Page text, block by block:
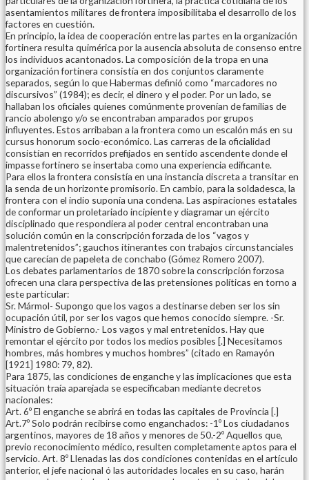
asentamientos militares de frontera imposibilitaba el desarrollo de los
factores en cuestión.
En principio, la idea de cooperación entre las partes en la organización
fortinera resulta quimérica por la ausencia absoluta de consenso entre
los individuos acantonados. La composición de la tropa en una
organización fortinera consistía en dos conjuntos claramente
separados, según lo que Habermas definió como “marcadores no
discursivos” (1984); es decir, el dinero y el poder. Por un lado, se
hallaban los oficiales quienes comúnmente provenían de familias de
rancio abolengo y/o se encontraban amparados por grupos
influyentes. Estos arribaban a la frontera como un escalón más en su
cursus honorum socio-económico. Las carreras de la oficialidad
consistían en recorridos prefijados en sentido ascendente donde el
impasse fortinero se insertaba como una experiencia edificante.
Para ellos la frontera consistía en una instancia discreta a transitar en
la senda de un horizonte promisorio. En cambio, para la soldadesca, la
frontera con el indio suponía una condena. Las aspiraciones estatales
de conformar un proletariado incipiente y diagramar un ejército
disciplinado que respondiera al poder central encontraban una
solución común en la conscripción forzada de los “vagos y
malentretenidos”; gauchos itinerantes con trabajos circunstanciales
que carecían de papeleta de conchabo (Gómez Romero 2007).
Los debates parlamentarios de 1870 sobre la conscripción forzosa
ofrecen una clara perspectiva de las pretensiones políticas en torno a
este particular:
Sr. Mármol- Supongo que los vagos a destinarse deben ser los sin
ocupación útil, por ser los vagos que hemos conocido siempre. -Sr.
Ministro de Gobierno.- Los vagos y mal entretenidos. Hay que
remontar el ejército por todos los medios posibles [.] Necesitamos
hombres, más hombres y muchos hombres” (citado en Ramayón
[1921] 1980: 79, 82).
Para 1875, las condiciones de enganche y las implicaciones que esta
situación traía aparejada se especificaban mediante decretos
nacionales:
Art. 6º El enganche se abrirá en todas las capitales de Provincia [.]
Art.7º Solo podrán recibirse como enganchados: -1º Los ciudadanos
argentinos, mayores de 18 años y menores de 50.-2º Aquellos que,
previo reconocimiento médico, resulten completamente aptos para el
servicio. Art. 8º Llenadas las dos condiciones contenidas en el artículo
anterior, el jefe nacional ó las autoridades locales en su caso, harán